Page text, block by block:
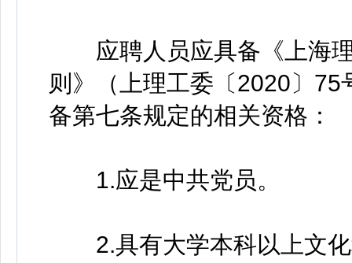
应聘人员应具备《上海理
则》（上理工委〔2020〕
备第七条规定的相关资格：
1.应是中共党员。
2.具有大学本科以上文化